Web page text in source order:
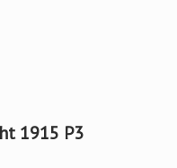
1915 P3